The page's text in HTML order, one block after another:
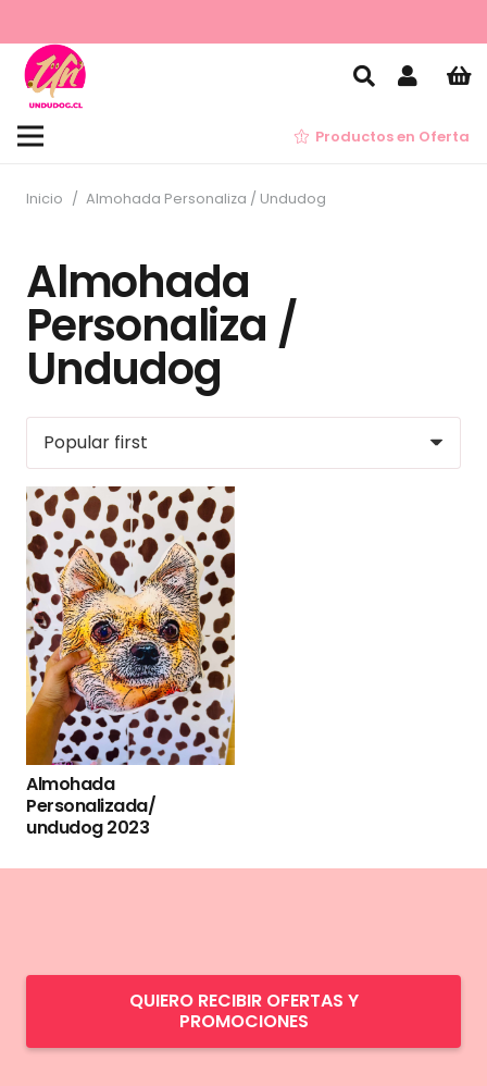
Productos en Oferta
Inicio / Almohada Personaliza / Undudog
Almohada
Personaliza /
Undudog
Almohada
Personalizada/
undudog 2023
QUIERO RECIBIR OFERTAS Y
PROMOCIONES